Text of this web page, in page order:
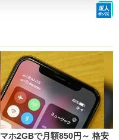
ホ2GBで月額850円～ 格安